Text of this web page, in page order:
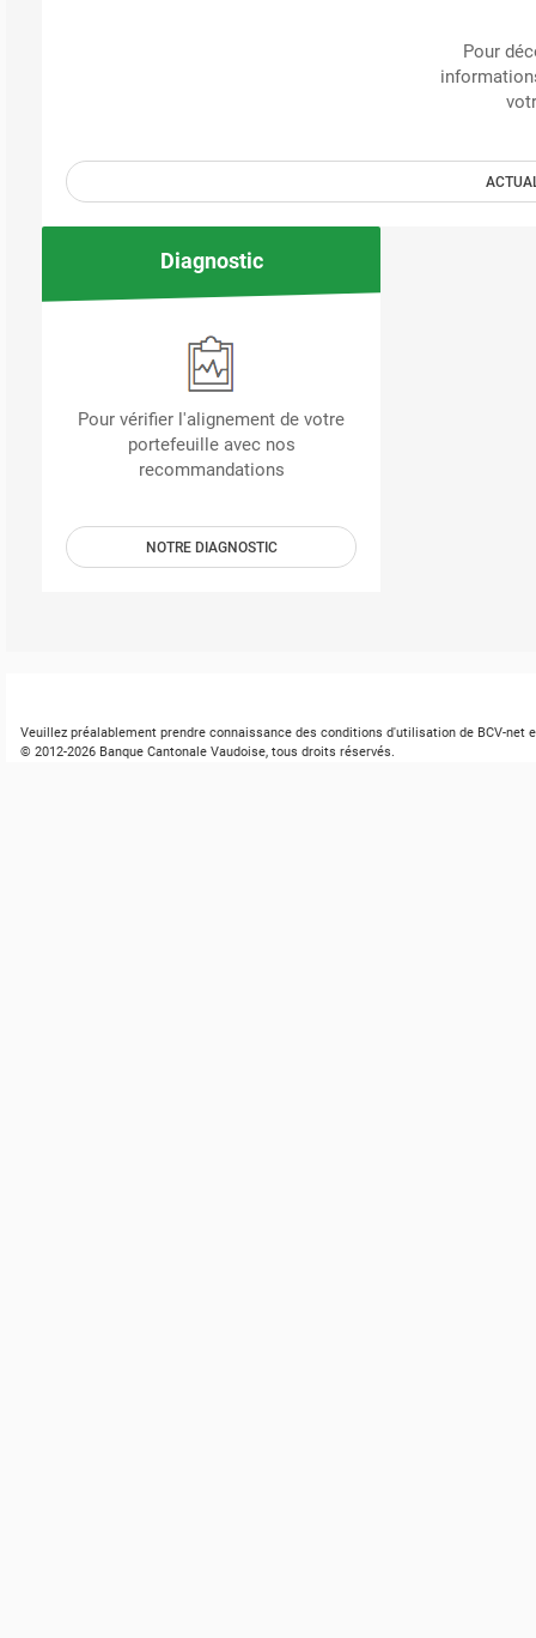
Pour
Diagnostic
Pour vérifier l'alignement de votre
portefeuille avec nos
recommandations
NOTRE DIAGNOSTIC
Veuillez préalablement prendre connaissance des conditions d'utilisation de BCV-net
© 2012-2026 Banque Cantonale Vaudoise, tous droits réservés.